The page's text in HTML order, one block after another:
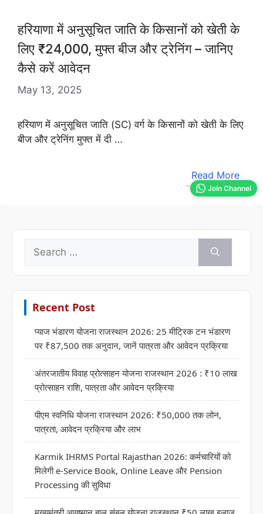
हरियाणा में अनुसूचित जाति के किसानों को खेती के
लिए ₹24,000, मुफ्त बीज और ट्रेनिंग – जानिए
कैसे करें आवेदन
May 13, 2025
हरियाण में अनुसूचित जाति (SC) वर्ग के किसानों को खेती के लिए
बीज और ट्रेनिंग मुफ्त में दी …
Read More
Search
for:
Recent Post
प्याज भंडारण योजना राजस्थान 2026: 25 मीट्रिक टन भंडारण
पर ₹87,500 तक अनुदान, जानें पात्रता और आवेदन प्रक्रिया
अंतरजातीय विवाह प्रोत्साहन योजना राजस्थान 2026 : ₹10 लाख
प्रोत्साहन राशि, पात्रता और आवेदन प्रक्रिया
पीएम स्वनिधि योजना राजस्थान 2026: ₹50,000 तक लोन,
पात्रता, आवेदन प्रक्रिया और लाभ
Karmik IHRMS Portal Rajasthan 2026: कर्मचारियों को
मिलेगी e-Service Book, Online Leave और Pension
Processing की सुविधा
Join Channel